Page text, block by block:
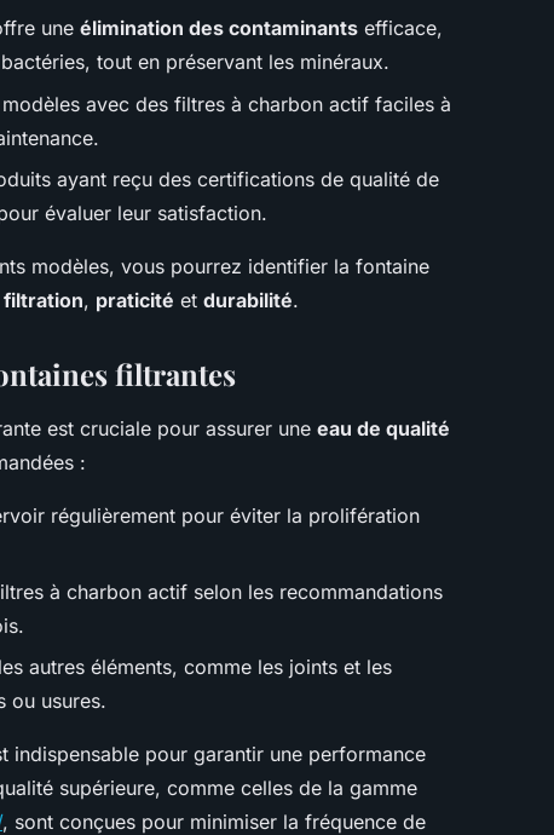
une élimination des contaminants efficace,
tout en préservant les minéraux.
avec des filtres à charbon actif faciles à
ayant reçu des certifications de qualité de
évaluer leur satisfaction.
modèles, vous pourrez identifier la fontaine
filtration, praticité et durabilité.
filtrantes
est cruciale pour assurer une eau de qualité
:
régulièrement pour éviter la prolifération
à charbon actif selon les recommandations
autres éléments, comme les joints et les
ou usures.
indispensable pour garantir une performance
supérieure, comme celles de la gamme
, sont conçues pour minimiser la fréquence de